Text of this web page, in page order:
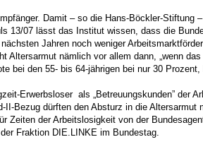
Damit – so die Hans-Böckler-Stiftung
13/07 lässt das Institut wissen, dass die
Jahren noch weniger
nämlich vor allem dann, „wenn das
den 55- bis 64-jährigen bei nur 30
Erwerbsloser als „Betreuungskunden” der
Bezug dürften den Absturz in die
der Arbeitslosigkeit von der
Fraktion DIE.LINKE im Bundestag.